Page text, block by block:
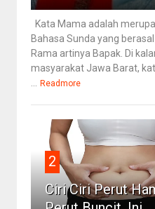
Kata Mama adalah
Bahasa Sunda yang
Rama artinya Bapak. Di
masyarakat Jawa Barat,
... Readmore
2
Ciri Ciri Perut